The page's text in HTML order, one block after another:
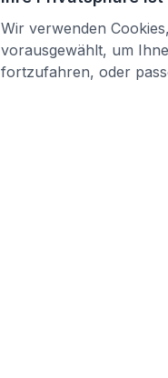
Wir verwenden
vorausgewählt, um
fortzufahren, oder